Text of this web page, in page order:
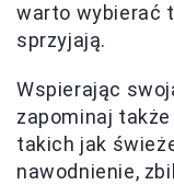
warto wybierać
sprzyjają.
Wspierając
zapominaj
takich jak
nawodnienie,